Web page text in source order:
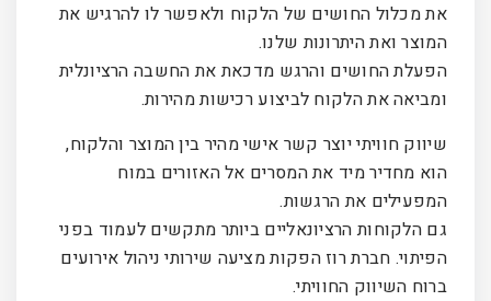
את מכלול החושים של הלקוח ולאפשר לו להרגיש את
המוצר ואת היתרונות שלנו.
הפעלת החושים והרגש מדכאת את החשבה הרציונלית
ומביאה את הלקוח לביצוע רכישות מהירות.
שיווק חוויתי יוצר קשר אישי מהיר בין המוצר והלקוח,
הוא מחדיר מיד את המסרים אל האזורים במוח
המפעילים את הרגשות.
גם הלקוחות הרציונאליים ביותר מתקשים לעמוד בפני
הפיתוי. חברת רוז הפקות מציעה שירותי ניהול אירועים
ברוח השיווק החוויתי.